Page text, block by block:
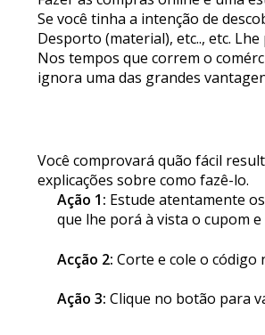
Se você tinha a intenção de
Desporto (material), etc.., etc.
Nos tempos que correm o
ignora uma das grandes
Você comprovará quão fácil
explicações sobre como fazê-lo.
Ação 1: Estude atentamente
que lhe porá à vista o cupom
Acção 2: Corte e cole o código
Ação 3: Clique no botão para